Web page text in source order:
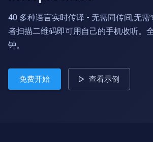
40 多种语言实时传译 - 无需同传间,无需
者扫描二维码即可用自己的手机收听。
钟。
免费开始 查看示例